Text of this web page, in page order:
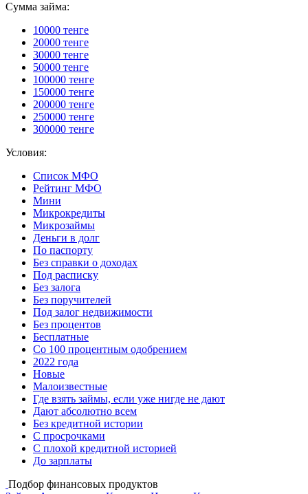
Сумма займа:
10000 тенге
20000 тенге
30000 тенге
50000 тенге
100000 тенге
150000 тенге
200000 тенге
250000 тенге
300000 тенге
Условия:
Список МФО
Рейтинг МФО
Мини
Микрокредиты
Микрозаймы
Деньги в долг
По паспорту
Без справки о доходах
Под расписку
Без залога
Без поручителей
Под залог недвижимости
Без процентов
Бесплатные
Со 100 процентным одобрением
2022 года
Новые
Малоизвестные
Где взять займы, если уже нигде не дают
Дают абсолютно всем
Без кредитной истории
С просрочками
С плохой кредитной историей
До зарплаты
Подбор финансовых продуктов